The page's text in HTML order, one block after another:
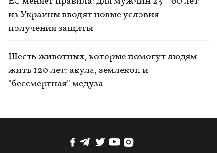
из Украины вводят новые условия
получения защиты
Шесть животных, которые помогут людям
жить 120 лет: акула, землекоп и
"бессмертная" медуза